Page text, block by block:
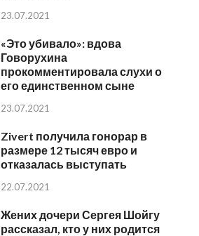
23.07.2021
«Это убивало»: вдова
Говорухина
прокомментировала слухи о
его единственном сыне
23.07.2021
Zivert получила гонорар в
размере 12 тысяч евро и
отказалась выступать
22.07.2021
Жених дочери Сергея Шойгу
рассказал, кто у них родится